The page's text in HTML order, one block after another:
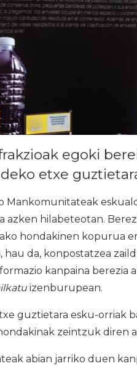
egoki
etxe
Mankomunitateak
azken hilabeteotan.
hondakinen kopurua
hau da, konpostatzea
kanpaina
izenburupean.
guztietara esku-orriak
zeintzuk diren
abian jarriko duen